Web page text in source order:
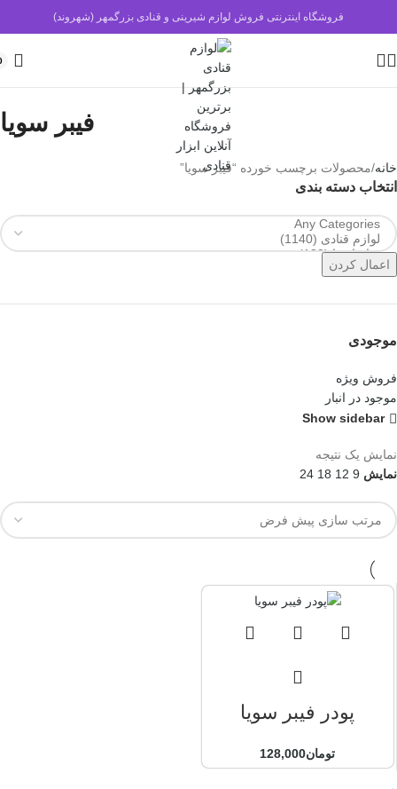
فروشگاه اینترنتی فروش لوازم شیرینی و قنادی بزرگمهر (شهروند)
فیبر سویا
خانه محصولات برچسب خورده “فیبر سویا”
انتخاب دسته بندی
اعمال کردن
موجودی
فروش ویژه
موجود در انبار
Show sidebar
نمایش یک نتیجه
نمایش 9
12
18
24
پودر فیبر سویا
تومان128,000